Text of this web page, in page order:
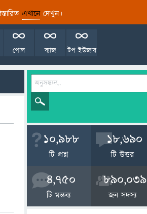
এখানেদেখুন।
টপ ইউজার
ব্যাজ
পোল
10,988
টি প্রশ্ন
18,690
টি উত্তর
4,750
টি মন্তব্য
890,039
জন সদস্য